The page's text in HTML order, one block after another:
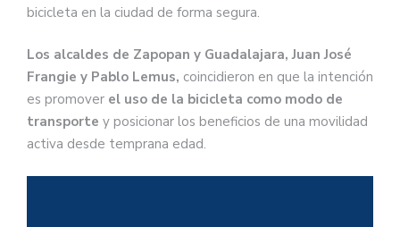
bicicleta en la ciudad de forma segura.
Los alcaldes de Zapopan y Guadalajara, Juan José
Frangie y Pablo Lemus, coincidieron en que la intención
es promover el uso de la bicicleta como modo de
transporte y posicionar los beneficios de una movilidad
activa desde temprana edad.